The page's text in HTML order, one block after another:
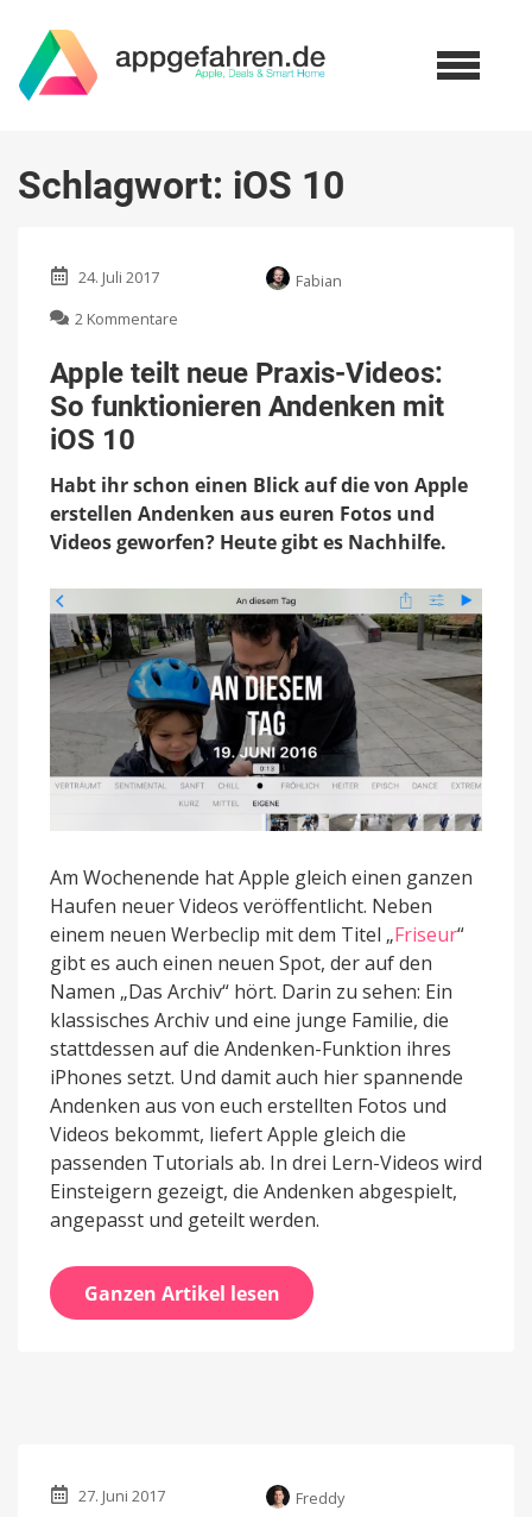
Schlagwort: iOS 10
24. Juli 2017
Fabian
2 Kommentare
teilt
neue
Praxis-
funktionieren
Andenken
mit
iOS
Apple teilt neue Praxis-Videos:
So funktionieren Andenken mit
iOS 10
Habt ihr schon einen Blick auf die von Apple
erstellen Andenken aus euren Fotos und
Videos geworfen? Heute gibt es Nachhilfe.
Am Wochenende hat Apple gleich einen ganzen
Haufen neuer Videos veröffentlicht. Neben
einem neuen Werbeclip mit dem Titel „Friseur“
gibt es auch einen neuen Spot, der auf den
Namen „Das Archiv“ hört. Darin zu sehen: Ein
klassisches Archiv und eine junge Familie, die
stattdessen auf die Andenken-Funktion ihres
iPhones setzt. Und damit auch hier spannende
Andenken aus von euch erstellten Fotos und
Videos bekommt, liefert Apple gleich die
passenden Tutorials ab. In drei Lern-Videos wird
Einsteigern gezeigt, die Andenken abgespielt,
angepasst und geteilt werden.
Ganzen Artikel lesen
27. Juni 2017
Freddy